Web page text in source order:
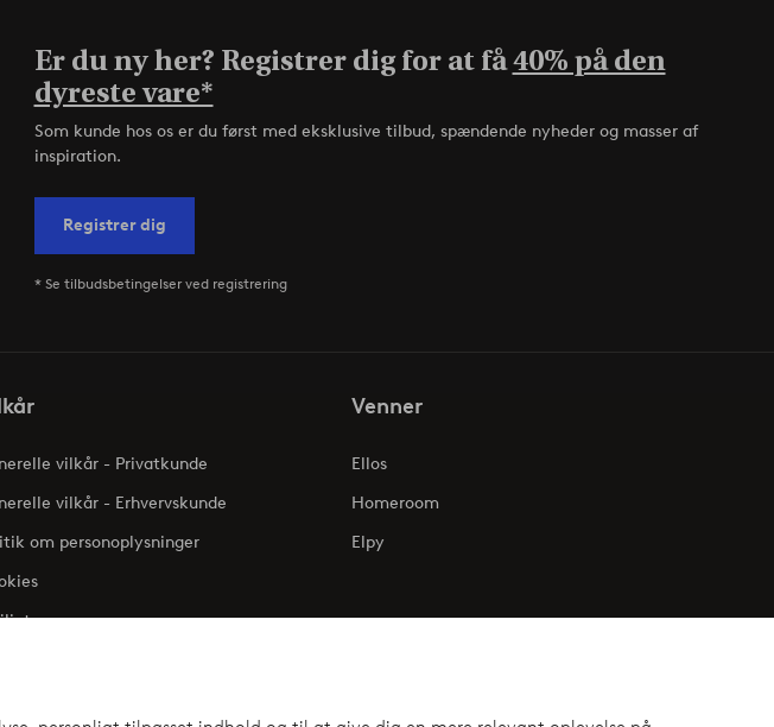
Er du ny her? Registrer dig for at få40% på den
dyreste vare*
Som kunde hos os er du først med eksklusive tilbud, spændende nyheder og masser af
inspiration.
Registrer dig
* Se tilbudsbetingelser ved registrering
vilkår - Privatkunde
vilkår - Erhvervskunde
om personoplysninger
Venner
Ellos
Homeroom
Elpy